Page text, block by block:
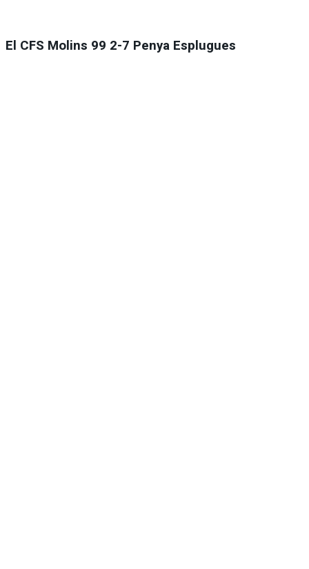
El CFS Molins 99 2-7 Penya Esplugues